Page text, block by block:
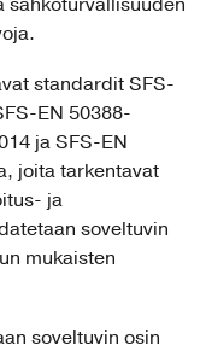
sähköturvallisuuden
standardit SFS-
EN 50388-
ja SFS-EN
joita tarkentavat
ja
soveltuvin
mukaisten
soveltuvin osin